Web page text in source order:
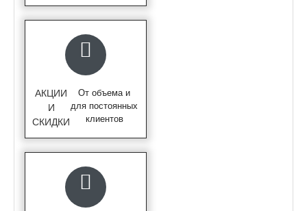
АКЦИИ
И
СКИДКИ
От объема и
для постоянных
клиентов